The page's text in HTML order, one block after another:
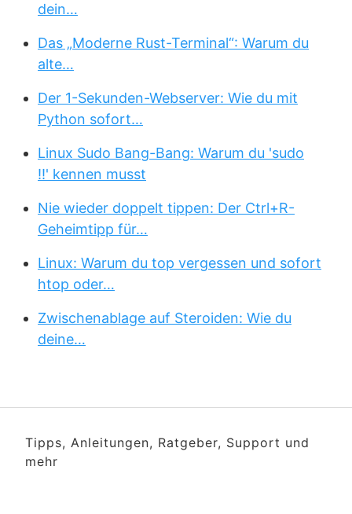
dein…
Das „Moderne Rust-Terminal“: Warum du
alte…
Der 1-Sekunden-Webserver: Wie du mit
Python sofort…
Linux Sudo Bang-Bang: Warum du 'sudo
!!' kennen musst
Nie wieder doppelt tippen: Der Ctrl+R-
Geheimtipp für…
Linux: Warum du top vergessen und sofort
htop oder…
Zwischenablage auf Steroiden: Wie du
deine…
Tipps, Anleitungen, Ratgeber, Support und
mehr